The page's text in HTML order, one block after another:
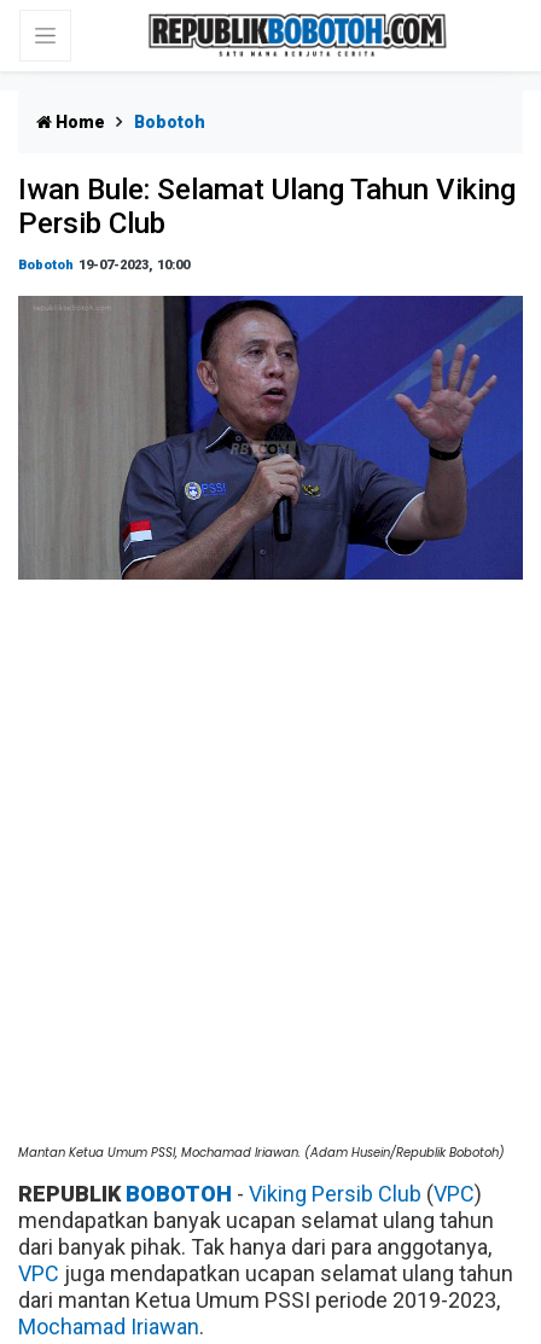
Home Bobotoh
Iwan Bule: Selamat Ulang Tahun Viking
Persib Club
Bobotoh 19-07-2023, 10:00
Mantan Ketua Umum PSSI, Mochamad Iriawan. (Adam Husein/Republik Bobotoh)
REPUBLIKBOBOTOH - Viking Persib Club (VPC)
mendapatkan banyak ucapan selamat ulang tahun
dari banyak pihak. Tak hanya dari para anggotanya,
VPC juga mendapatkan ucapan selamat ulang tahun
dari mantan Ketua Umum PSSI periode 2019-2023,
Mochamad Iriawan.